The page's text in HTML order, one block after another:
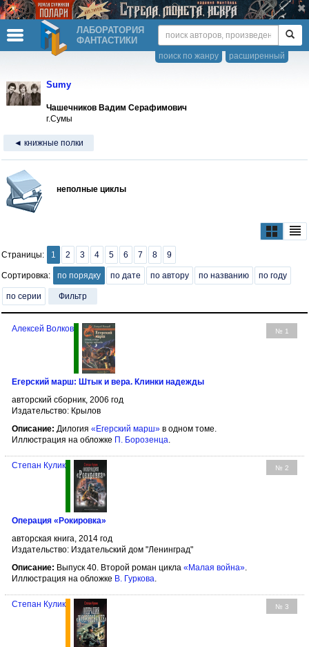
ЛАБОРАТОРИЯ
ФАНТАСТИКИ
расширенный
поиск по жанру
Sumy
Чашечников Вадим Серафимович
г.Сумы
◄ книжные полки
неполные циклы
Страницы: 1 2 3 4 5 6 7 8 9
Сортировка: по порядку по дате по автору по названию по году
по серии Фильтр
№ 1
Алексей Волков
Егерский марш: Штык и вера. Клинки надежды
авторский сборник, 2006 год
Издательство: Крылов
Описание: Дилогия «Егерский марш» в одном томе.
Иллюстрация на обложке П. Борозенца
№ 2
Степан Кулик
Операция «Рокировка»
авторская книга, 2014 год
Издательство: Издательский дом "Ленинград"
Описание: Выпуск 40. Второй роман цикла «Малая война»
Иллюстрация на обложке В. Гуркова
№ 3
Степан Кулик